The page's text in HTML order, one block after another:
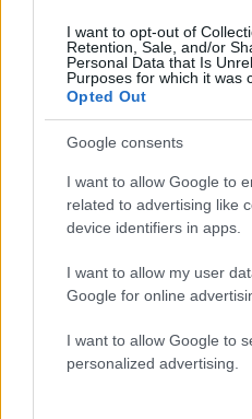
I want to opt-out of
Retention, Sale, and/or
Personal Data that Is
Purposes for which it was
Opted Out
Google consents
I want to allow Google to
related to advertising like
device identifiers in apps.
I want to allow my user
Google for online
I want to allow Google to
personalized advertising.
Υποβολή
. Το site
Πολιτική Απορρήτου&Όροι
Ακολουθήστε το Νewsit.gr στο